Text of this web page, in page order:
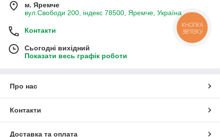
м. Яремче
вул.Свободи 200, індекс 78500, Яремче, Україна
Контакти
Сьогодні вихідний
Показати весь графік роботи
Про нас
Контакти
Доставка та оплата
КНОПКА
ЗВ'ЯЗКУ